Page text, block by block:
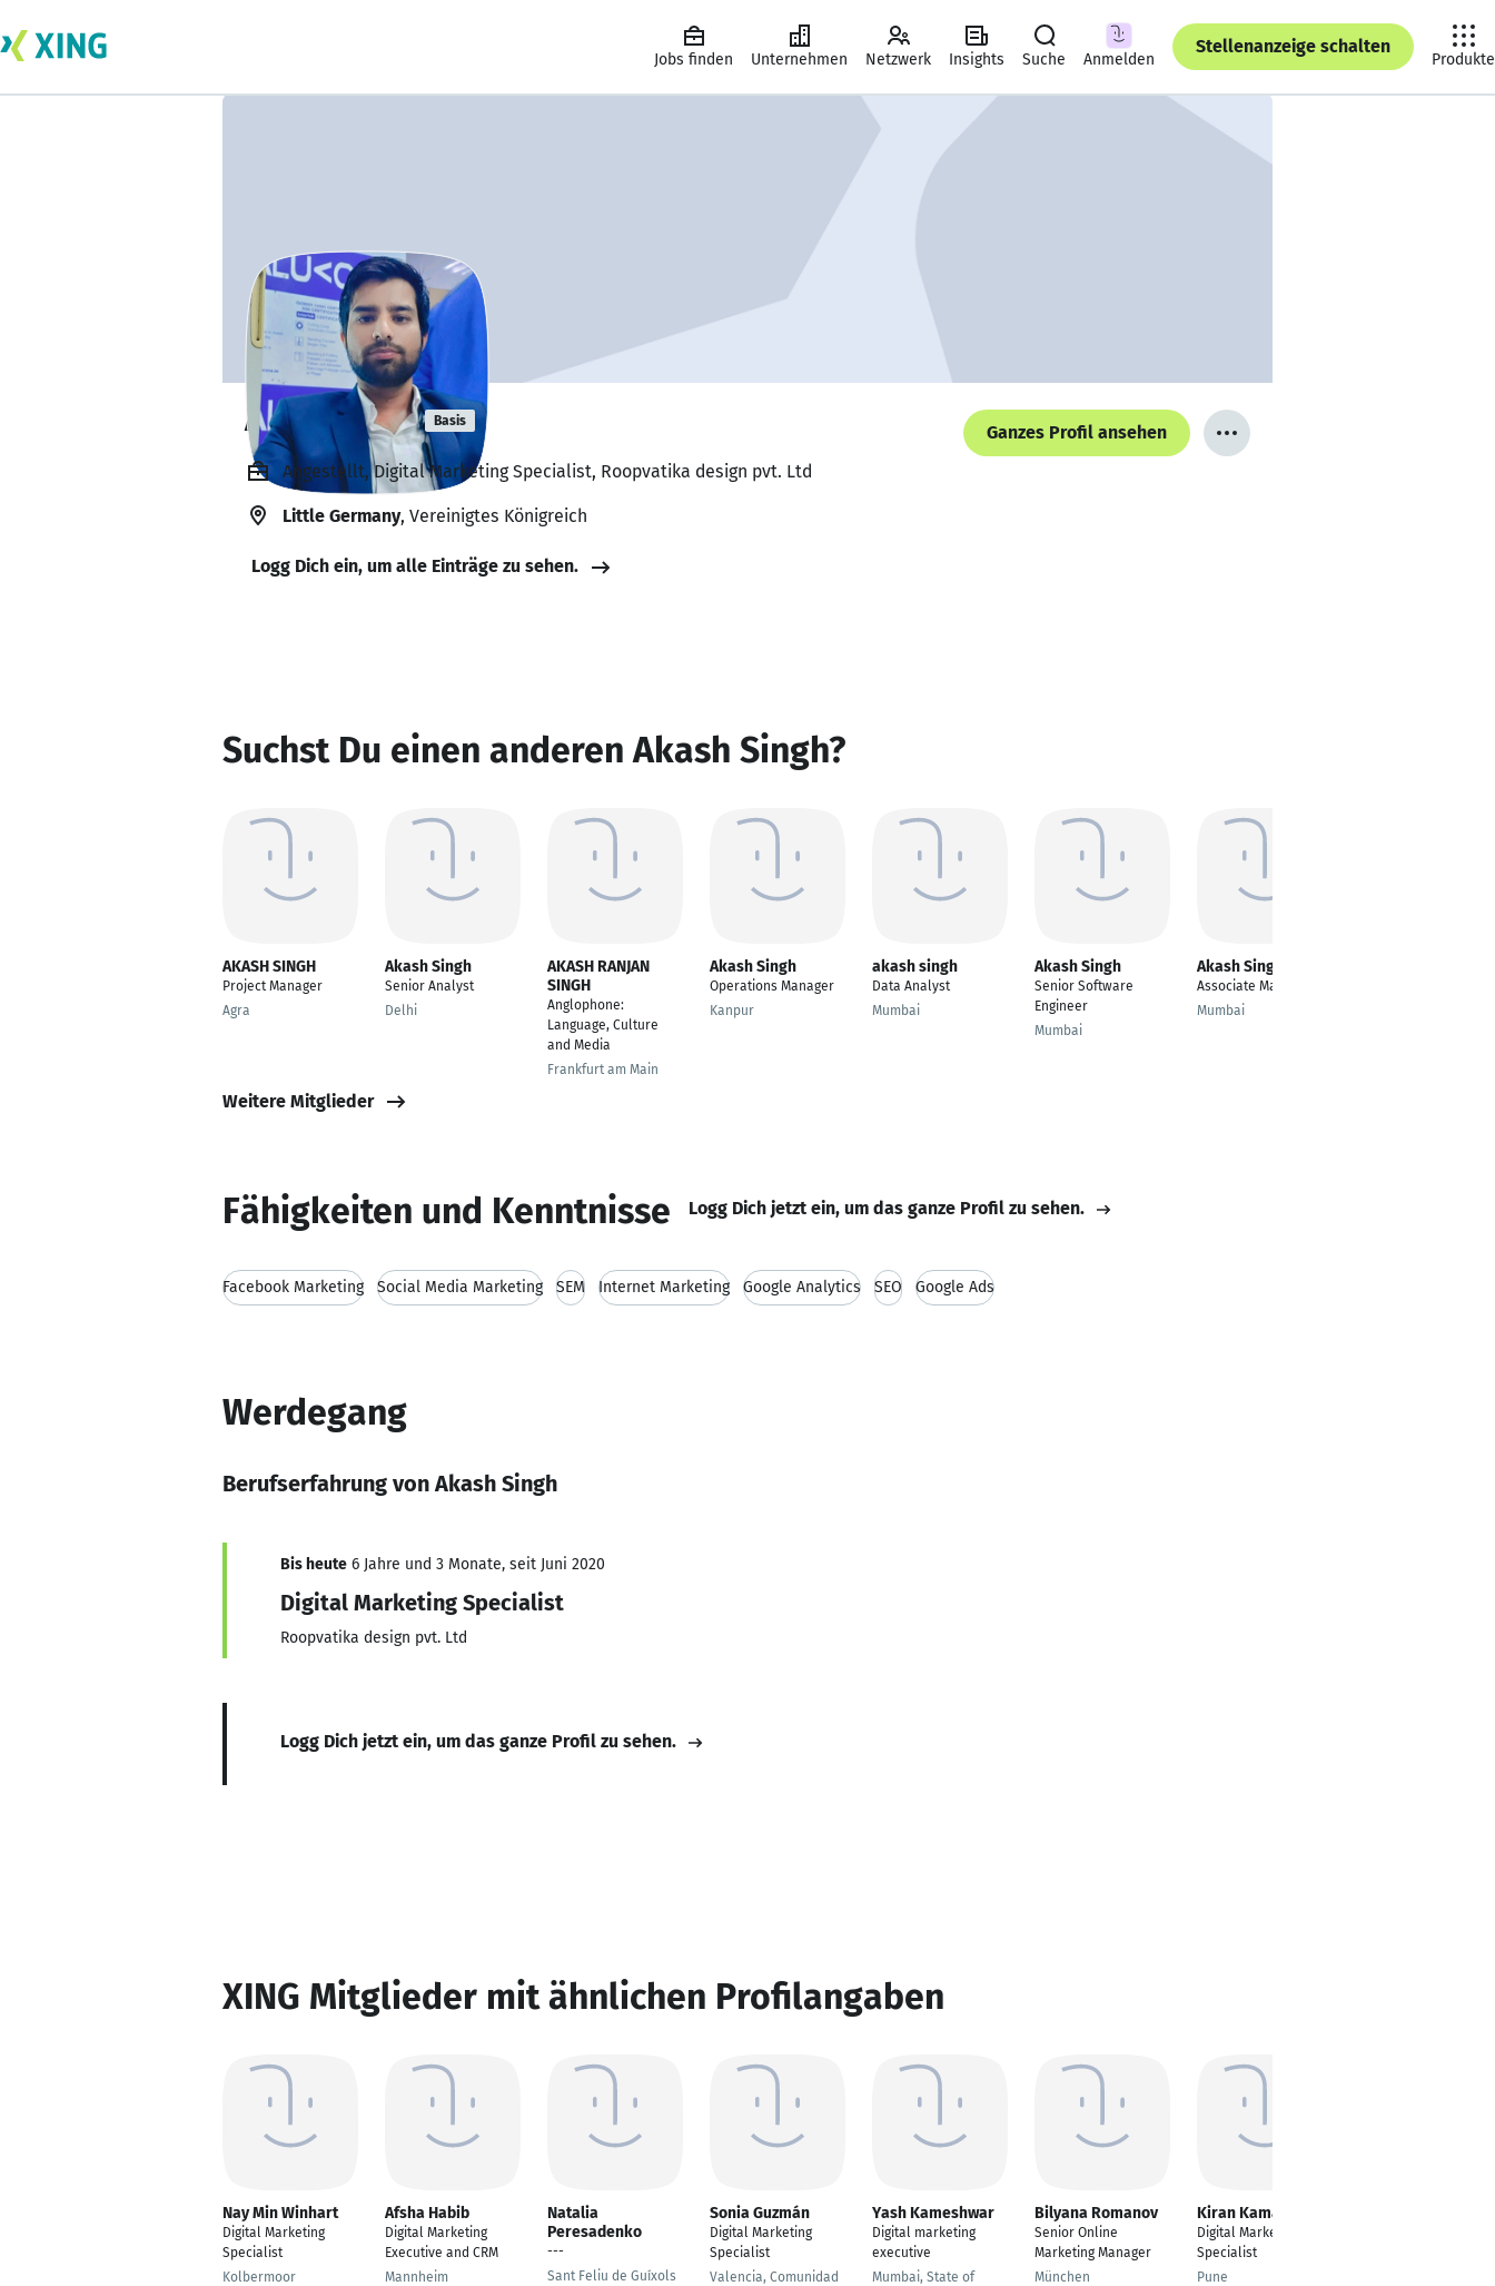
Jobs finden Unternehmen Netzwerk Insights Suche Anmelden
Stellenanzeige schalten
Produkte
Akash Singh Basis
Ganzes Profil ansehen
Angestellt, Digital Marketing Specialist, Roopvatika design pvt. Ltd
Little Germany, Vereinigtes Königreich
Logg Dich ein, um alle Einträge zu sehen.
Suchst Du einen anderen Akash Singh?
AKASH SINGH
Project Manager
Agra
Akash Singh
Senior Analyst
Delhi
AKASH RANJAN
SINGH
Anglophone:
Language, Culture
and Media
Frankfurt am Main
Akash Singh
Operations Manager
Kanpur
akash singh
Data Analyst
Mumbai
Akash Singh
Senior Software
Engineer
Mumbai
Akash Singh
Associate Manager
Mumbai
Weitere Mitglieder
Fähigkeiten und Kenntnisse Logg Dich jetzt ein, um das ganze Profil zu sehen.
Facebook Marketing Social Media Marketing SEM Internet Marketing Google Analytics SEO Google Ads
Werdegang
Berufserfahrung von Akash Singh
Bis heute 6 Jahre und 3 Monate, seit Juni 2020
Digital Marketing Specialist
Roopvatika design pvt. Ltd
Logg Dich jetzt ein, um das ganze Profil zu sehen.
XING Mitglieder mit ähnlichen Profilangaben
Nay Min Winhart
Digital Marketing
Specialist
Kolbermoor
Afsha Habib
Digital Marketing
Executive and CRM
Mannheim
Natalia
Peresadenko
---
Sant Feliu de Guíxols
Sonia Guzmán
Digital Marketing
Specialist
Valencia, Comunidad
Yash Kameshwar
Digital marketing
executive
Mumbai, State of
Bilyana Romanov
Senior Online
Marketing Manager
München
Kiran Kamat
Digital Marketing
Specialist
Pune